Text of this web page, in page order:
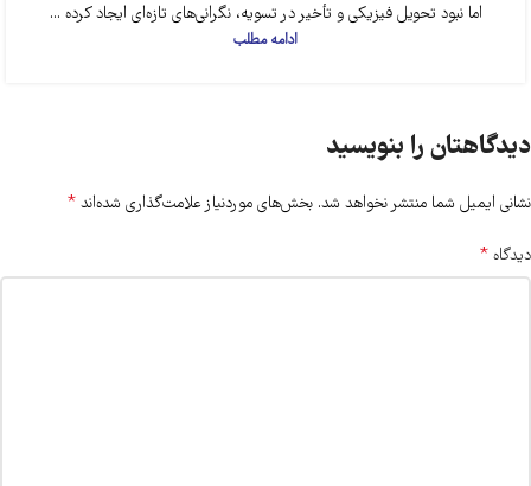
اما نبود تحویل فیزیکی و تأخیر در تسویه، نگرانی‌های تازه‌ای ایجاد کرده ...
ادامه مطلب
دیدگاهتان را بنویسید
نشانی ایمیل شما منتشر نخواهد شد. بخش‌های موردنیاز علامت‌گذاری شده‌اند *
دیدگاه *